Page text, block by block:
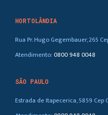
HORTOLÂNDIA
Rua Pr. Hugo Gegembauer, 265
Atendimento:0800 948 0048
SÃO PAULO
Estrada de Itapecerica, 5859 Cep